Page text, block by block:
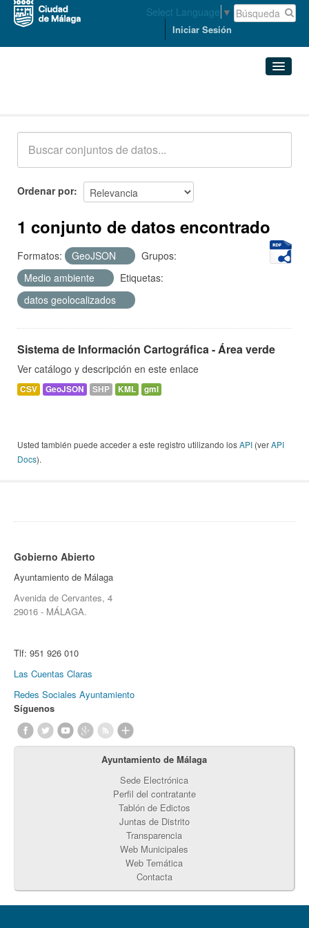
Select Language ▼
Iniciar Sesión
Acerca de
Ordenar por
1 conjunto de datos encontrado
Formatos: GeoJSON
Grupos:
Medio ambiente
Etiquetas:
datos geolocalizados
Sistema de Información Cartográfica - Área verde
Ver catálogo y descripción en este enlace
CSV GeoJSON SHP KML gml
Usted también puede acceder a este registro utilizando losAPI (verAPI
Docs).
Gobierno Abierto
Ayuntamiento de Málaga
Avenida de Cervantes, 4
29016 - MÁLAGA.
Tlf: 951 926 010
Las Cuentas Claras
Redes Sociales Ayuntamiento
Síguenos
Ayuntamiento de Málaga
Sede Electrónica
Perfil del contratante
Tablón de Edictos
Juntas de Distrito
Transparencia
Web Municipales
Web Temática
Contacta